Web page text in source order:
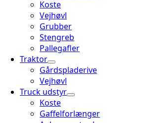
Koste
Vejhøvl
Grubber
Stengreb
Pallegafler
Traktor
Gårdspladerive
Vejhøvl
Truck udstyr
Koste
Gaffelforlænger